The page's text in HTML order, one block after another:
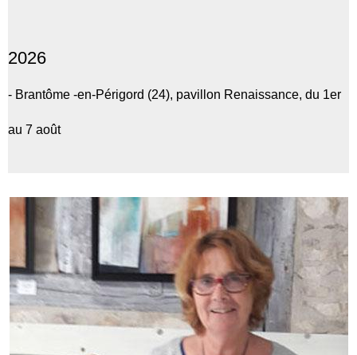
2026
- Brantôme -en-Périgord (24), pavillon Renaissance, du 1er
au 7 août